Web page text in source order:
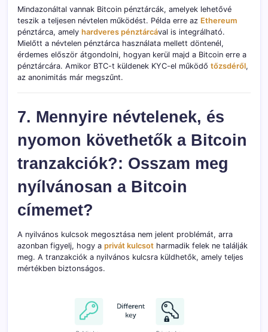
Mindazonáltal vannak Bitcoin pénztárcák, amelyek lehetővé
teszik a teljesen névtelen működést. Példa erre az Ethereum
pénztárca, amely hardveres pénztárcával is integrálható.
Mielőtt a névtelen pénztárca használata mellett döntenél,
érdemes először átgondolni, hogyan kerül majd a Bitcoin erre a
pénztárcára. Amikor BTC-t küldenek KYC-el működő tőzsdéről,
az anonimitás már megszűnt.
7. Mennyire névtelenek, és
nyomon követhetők a Bitcoin
tranzakciók?: Osszam meg
nyílvánosan a Bitcoin
címemet?
A nyilvános kulcsok megosztása nem jelent problémát, arra
azonban figyelj, hogy a privát kulcsot harmadik felek ne találják
meg. A tranzakciók a nyilvános kulcsra küldhetők, amely teljes
mértékben biztonságos.